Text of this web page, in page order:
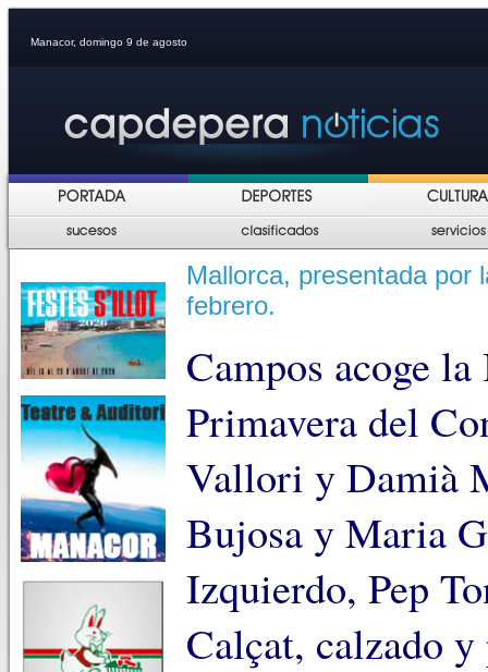
Manacor, domingo 9 de agosto
Mallorca, presentada por
febrero.
Campos acoge
Primavera del
Vallori y Damià
Bujosa y Maria
Izquierdo, Pep
Calçat, calzado